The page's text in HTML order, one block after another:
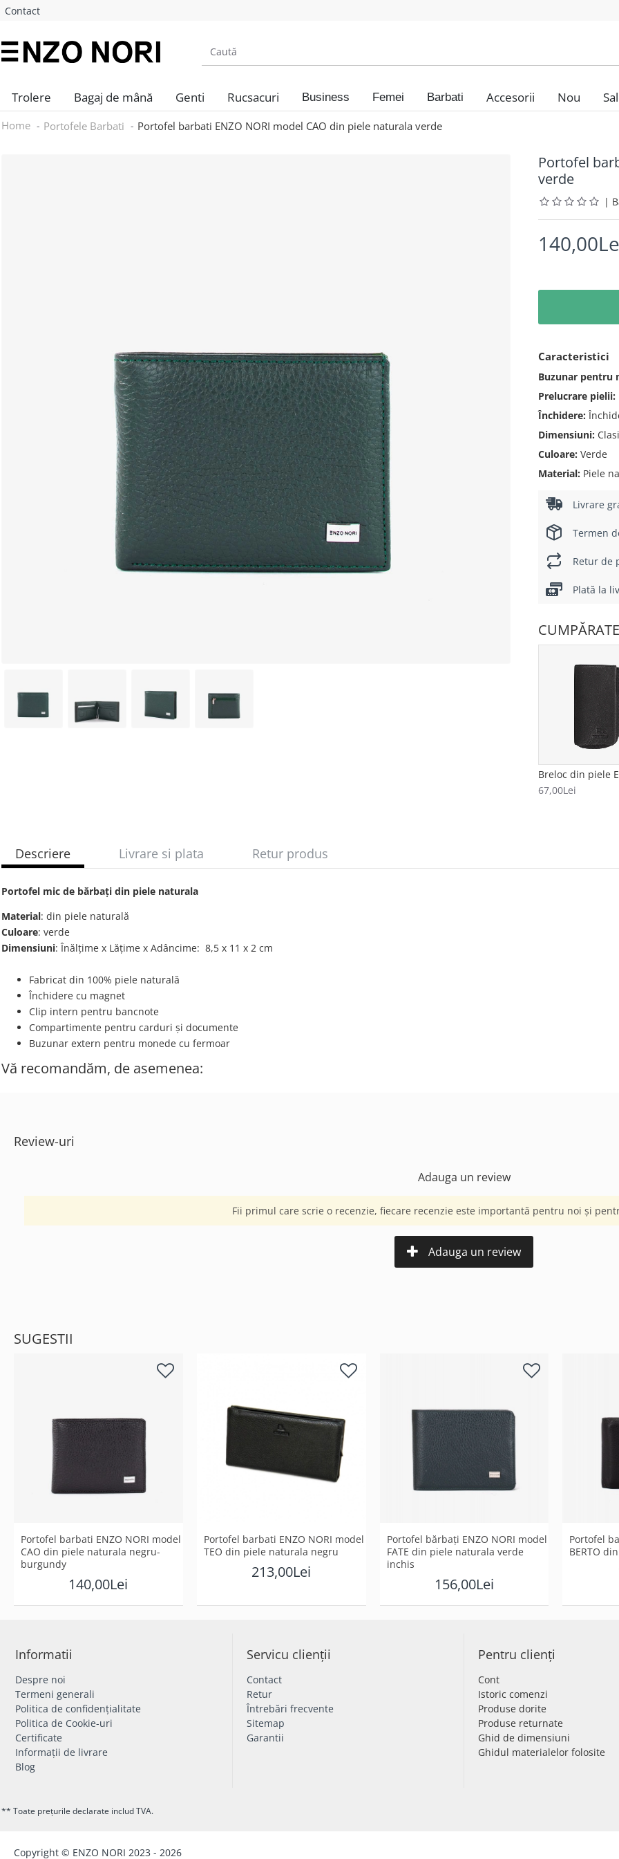
Contact
Trolere Bagaj de mână Genti Rucsacuri Business Femei Barbati Accesorii Nou
Home Portofele Barbati Portofel barbati ENZO NORI model CAO din piele naturala verde
Portofel
verde
|
Caracteristici
Buzunar pentru
Prelucrare pielii:
Închidere:
Dimensiuni:
Culoare: Verde
Material: Piele
Livrare
Termen
Retur de
Plată la
67,00Lei
Descriere Livrare si plata Retur produs
Portofel mic de bărbați din piele naturala
Material: din piele naturală
Culoare: verde
Dimensiuni: Înălțime x Lățime x Adâncime: 8,5 х 11 х 2 cm
Fabricat din 100% piele naturală
Închidere cu magnet
Clip intern pentru bancnote
Compartimente pentru carduri și documente
Buzunar extern pentru monede cu fermoar
Vă recomandăm, de asemenea:
Review-uri
Adauga un review
Fii primul care scrie o recenzie, fiecare recenzie este importantă pentru noi și
Adauga un review
SUGESTII
Portofel barbati ENZO NORI model
CAO din piele naturala negru-
burgundy
140,00Lei
Portofel barbati ENZO NORI model
TEO din piele naturala negru
213,00Lei
Portofel bărbați ENZO NORI model
FATE din piele naturala verde
inchis
156,00Lei
Portofel
BERTO
Informatii
Despre noi
Termeni generali
Politica de confidențialitate
Politica de Cookie-uri
Certificate
Informații de livrare
Blog
Servicu clienții
Contact
Retur
Întrebări frecvente
Sitemap
Garantii
Pentru clienți
Cont
Istoric comenzi
Produse dorite
Produse returnate
Ghid de dimensiuni
Ghidul materialelor folosite
** Toate prețurile declarate includ TVA.
Copyright © ENZO NORI 2023 - 2026